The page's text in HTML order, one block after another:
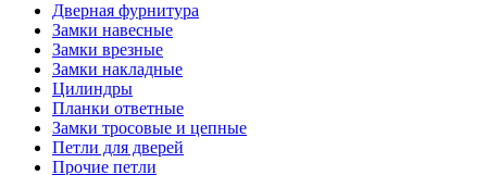
Дверная фурнитура
Замки навесные
Замки врезные
Замки накладные
Цилиндры
Планки ответные
Замки тросовые и цепные
Петли для дверей
Прочие петли